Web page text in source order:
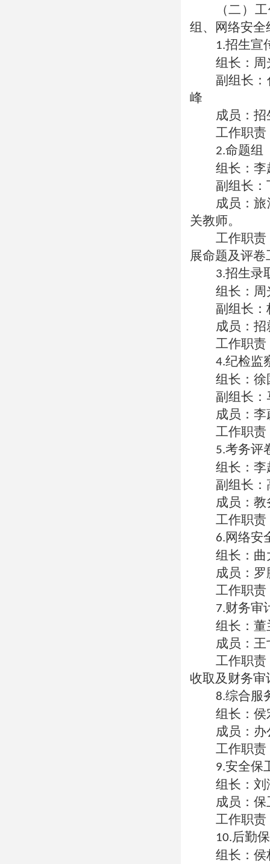
（二）
组、网络安全
1.招生宣
组长：周
副组长
峰
成员：
工作职责
2.命题组
组长：李
副组长：
成员：
关教师。
工作职
展命题及评卷
3.招生录
组长：周
副组长：
成员：
工作职责
4.纪检监
组长：徐
副组长：
成员：李
工作职责
5.考务评
组长：李
副组长：
成员：
工作职责
6.网络安
组长：曲
成员：
工作职责
7.财务审
组长：董
成员：
工作职
收取及财务审
8.综合服
组长：侯
成员：
工作职责
9.安全保
组长：刘
成员：
工作职责
10.后勤
组长：侯